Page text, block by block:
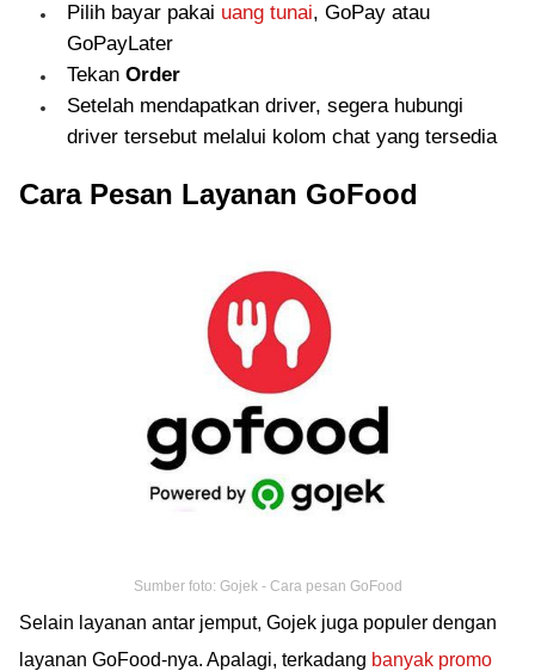
Pilih bayar pakai uang tunai, GoPay atau
GoPayLater
Tekan Order
Setelah mendapatkan driver, segera hubungi
driver tersebut melalui kolom chat yang tersedia
Cara Pesan Layanan GoFood
Sumber foto: Gojek - Cara pesan GoFood
Selain layanan antar jemput, Gojek juga populer dengan
layanan GoFood-nya. Apalagi, terkadang banyak promo